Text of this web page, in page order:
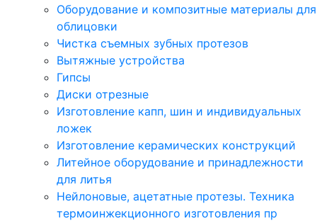
Оборудование и композитные материалы для
облицовки
Чистка съемных зубных протезов
Вытяжные устройства
Гипсы
Диски отрезные
Изготовление капп, шин и индивидуальных
ложек
Изготовление керамических конструкций
Литейное оборудование и принадлежности
для литья
Нейлоновые, ацетатные протезы. Техника
термоинжекционного изготовления пр